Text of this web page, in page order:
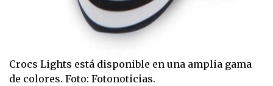
Crocs Lights está disponible en una amplia gama
de colores. Foto: Fotonoticias.